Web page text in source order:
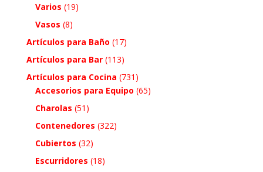
Varios (19)
Vasos (8)
Artículos para Baño (17)
Artículos para Bar (113)
Artículos para Cocina (731)
Accesorios para Equipo (65)
Charolas (51)
Contenedores (322)
Cubiertos (32)
Escurridores (18)